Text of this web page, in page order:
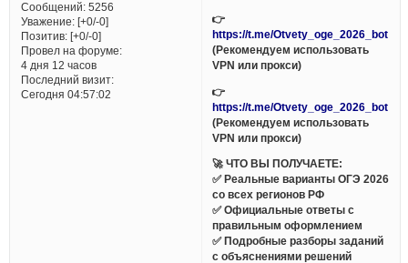
Сообщений:5256
Уважение: [+0/-0]
Позитив: [+0/-0]
Провел на форуме:
4 дня 12 часов
Последний визит:
Сегодня 04:57:02
👉
https://t.me/Otvety_oge_2026_bot
(Рекомендуем использовать
VPN или прокси)
👉
https://t.me/Otvety_oge_2026_bot
(Рекомендуем использовать
VPN или прокси)
🚀 ЧТО ВЫ ПОЛУЧАЕТЕ:
✅ Реальные варианты ОГЭ 2026
со всех регионов РФ
✅ Официальные ответы с
правильным оформлением
✅ Подробные разборы заданий
с объяснениями решений